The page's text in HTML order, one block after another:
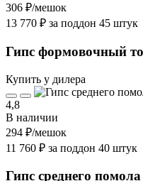
306 ₽/мешок
13 770 ₽ за поддон 45 штук
Гипс формовочный
Купить у дилера
4,8
В наличии
294 ₽/мешок
11 760 ₽ за поддон 40 штук
Гипс среднего